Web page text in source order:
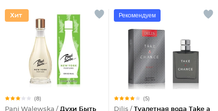
(8)
Pani Walewska / Духи Быть
Рекомендуем
(5)
Dilis / Туалетная вода Take a